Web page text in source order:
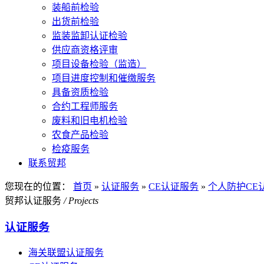
装船前检验
出货前检验
监装监卸认证检验
供应商资格评审
项目设备检验（监造）
项目进度控制和催缴服务
具备资质检验
合约工程师服务
废料和旧电机检验
农食产品检验
检疫服务
联系贸邦
您现在的位置： 首页 » 认证服务 » CE认证服务 » 个人防护CE
贸邦认证服务 / Projects
认证服务
海关联盟认证服务